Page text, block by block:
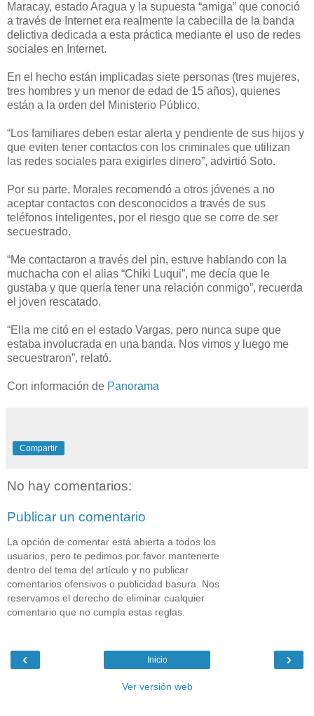
Maracay, estado Aragua y la supuesta “amiga” que conoció
a través de Internet era realmente la cabecilla de la banda
delictiva dedicada a esta práctica mediante el uso de redes
sociales en Internet.
En el hecho están implicadas siete personas (tres mujeres,
tres hombres y un menor de edad de 15 años), quienes
están a la orden del Ministerio Público.
“Los familiares deben estar alerta y pendiente de sus hijos y
que eviten tener contactos con los criminales que utilizan
las redes sociales para exigirles dinero”, advirtió Soto.
Por su parte, Morales recomendó a otros jóvenes a no
aceptar contactos con desconocidos a través de sus
teléfonos inteligentes, por el riesgo que se corre de ser
secuestrado.
“Me contactaron a través del pin, estuve hablando con la
muchacha con el alias “Chiki Luqui”, me decía que le
gustaba y que quería tener una relación conmigo”, recuerda
el joven rescatado.
“Ella me citó en el estado Vargas, pero nunca supe que
estaba involucrada en una banda. Nos vimos y luego me
secuestraron”, relató.
Con información de Panorama
Compartir
No hay comentarios:
Publicar un comentario
La opción de comentar está abierta a todos los
usuarios, pero te pedimos por favor mantenerte
dentro del tema del artículo y no publicar
comentarios ofensivos o publicidad basura. Nos
reservamos el derecho de eliminar cualquier
comentario que no cumpla estas reglas.
‹ ›
Inicio
Ver versión web